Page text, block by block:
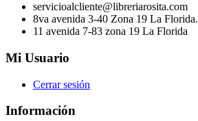
servicioalcliente@libreriarosita.com
8va avenida 3-40 Zona 19 La Florida.
11 avenida 7-83 zona 19 La Florida
Mi Usuario
Cerrar sesión
Información